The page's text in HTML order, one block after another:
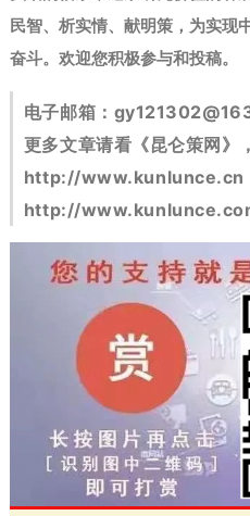
民智、析实情、献明策，为实现
奋斗。 欢迎您积极参与和投稿。
电子邮箱：
更多文章请看《昆仑策网》
http://www.kunlunce.cn
http://